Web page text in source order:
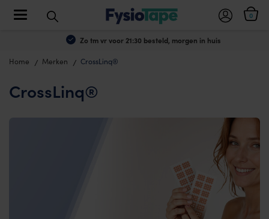
Zo tm vr voor 21:30 besteld, morgen in huis
0
Toggle navigation
Home Merken CrossLinq®
CrossLinq®